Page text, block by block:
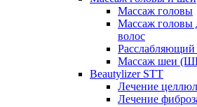
Массаж головы
Массаж головы
волос
Массаж шеи
Beautylizer STT
Лечение
Лечение